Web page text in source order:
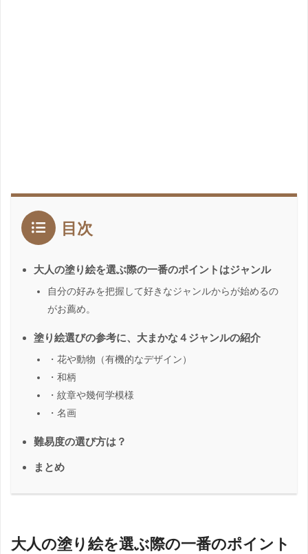
目次
大人の塗り絵を選ぶ際の一番のポイントはジャンル
自分の好みを把握して好きなジャンルからが始めるの
がお薦め。
塗り絵選びの参考に、大まかな４ジャンルの紹介
・花や動物（有機的なデザイン）
・和柄
・紋章や幾何学模様
・名画
難易度の選び方は？
まとめ
大人の塗り絵を選ぶ際の一番のポイント